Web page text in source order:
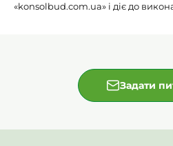
«konsolbud.com.ua» і діє до
Задати